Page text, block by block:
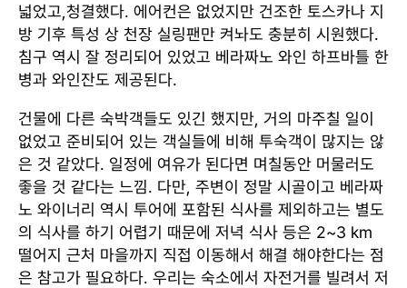
넓었고,청결했다. 에어컨은 없었지만 건조한 토스카나 지
방 기후 특성 상 천장 실링팬만 켜놔도 충분히 시원했다.
침구 역시 잘 정리되어 있었고 베라짜노 와인 하프바틀 한
병과 와인잔도 제공된다.
건물에 다른 숙박객들도 있긴 했지만, 거의 마주칠 일이
없었고 준비되어 있는 객실들에 비해 투숙객이 많지는 않
은 것 같았다. 일정에 여유가 된다면 며칠동안 머물러도
좋을 것 같다는 느낌. 다만, 주변이 정말 시골이고 베라짜
노 와이너리 역시 투어에 포함된 식사를 제외하고는 별도
의 식사를 하기 어렵기 때문에 저녁 식사 등은 2~3 km
떨어지 근처 마을까지 직접 이동해서 해결 해야한다는 점
은 참고가 필요하다. 우리는 숙소에서 자전거를 빌려서 저